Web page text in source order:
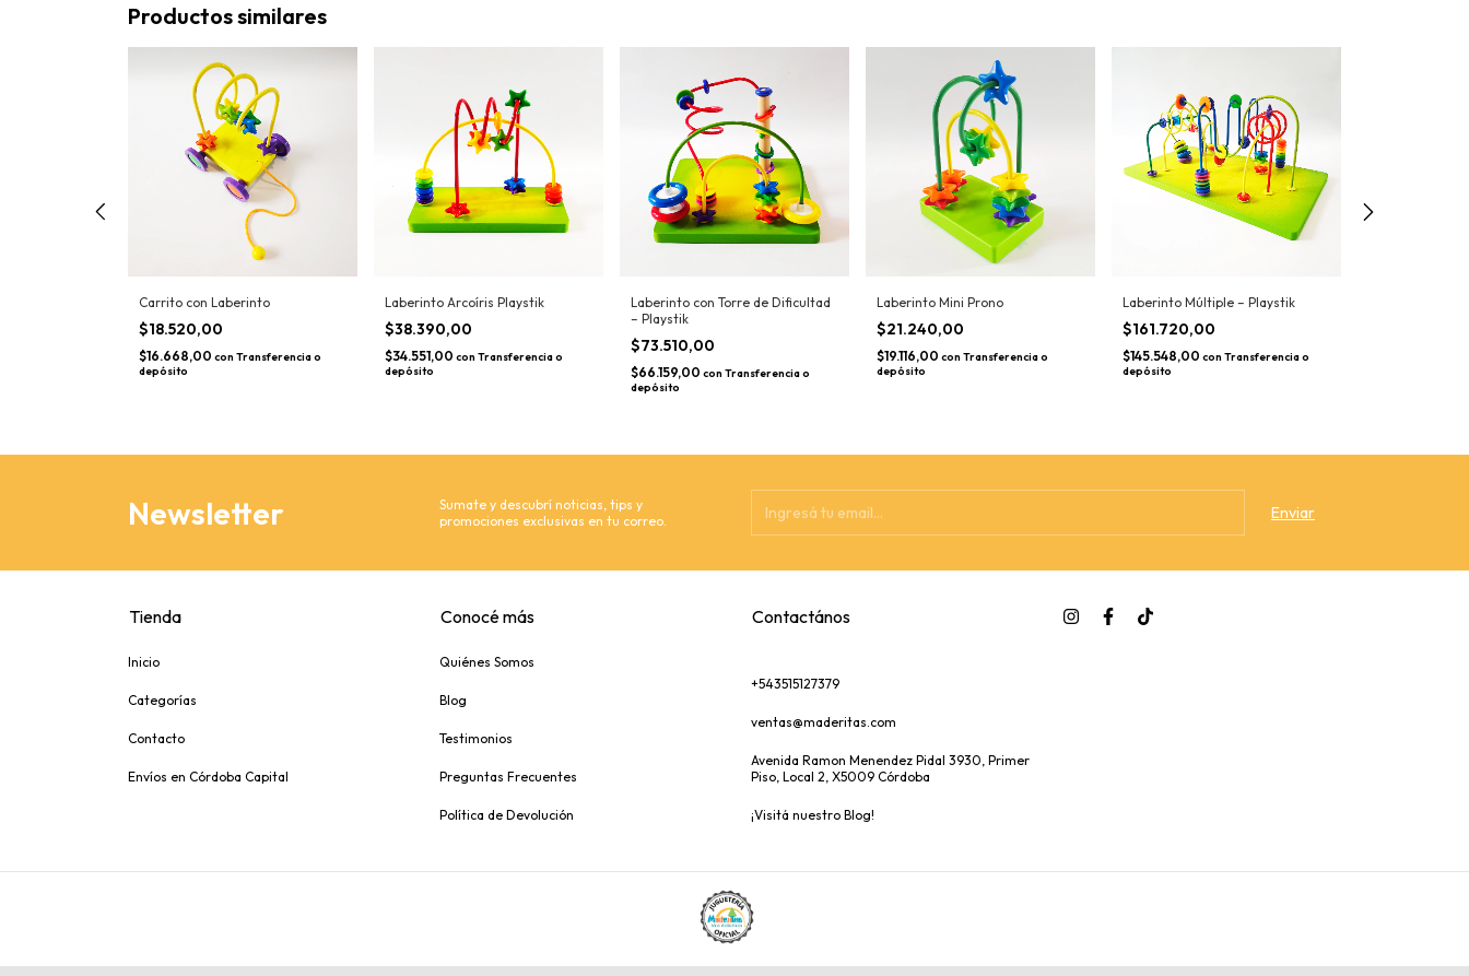
Productos similares
Carrito con Laberinto
$18.520,00
$16.668,00 con Transferencia o
depósito
Laberinto Arcoíris Playstik
$38.390,00
$34.551,00 con Transferencia o
depósito
Laberinto con Torre de Dificultad
– Playstik
$73.510,00
$66.159,00 con Transferencia o
depósito
Laberinto Mini Prono
$21.240,00
$19.116,00 con Transferencia o
depósito
Laberinto Múltiple – Playstik
$161.720,00
$145.548,00 con Transferencia o
depósito
Newsletter
Sumate y descubrí noticias, tips y
promociones exclusivas en tu correo.
Tienda
Inicio
Categorías
Contacto
Envíos en Córdoba Capital
Conocé más
Quiénes Somos
Blog
Testimonios
Preguntas Frecuentes
Política de Devolución
Contactános
+543515127379
ventas@maderitas.com
Avenida Ramon Menendez Pidal 3930, Primer
Piso, Local 2, X5009 Córdoba
¡Visitá nuestro Blog!